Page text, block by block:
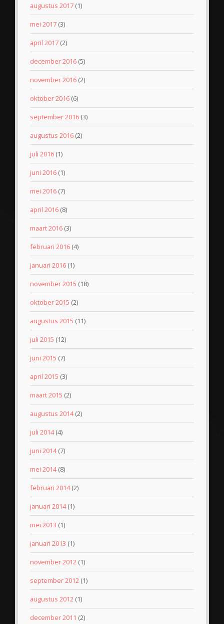
augustus 2017 (1)
mei 2017 (3)
april 2017 (2)
december 2016 (5)
november 2016 (2)
oktober 2016 (6)
september 2016 (3)
augustus 2016 (2)
juli 2016 (1)
juni 2016 (1)
mei 2016 (7)
april 2016 (8)
maart 2016 (3)
februari 2016 (4)
januari 2016 (1)
november 2015 (18)
oktober 2015 (2)
augustus 2015 (11)
juli 2015 (12)
juni 2015 (7)
april 2015 (3)
maart 2015 (2)
augustus 2014(2)
juli 2014(4)
juni 2014(7)
mei 2014(8)
februari 2014(2)
januari 2014(1)
mei 2013 (1)
januari 2013 (1)
november 2012 (1)
september 2012 (1)
augustus 2012 (1)
december 2011 (2)